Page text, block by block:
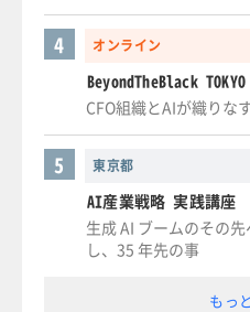
オンライン
4
BeyondTheBlack
CFO組織とAIが織りな
東京都
5
AI産業戦略 実践講座
生成 AI ブームのその
し、35 年先の事
もっ